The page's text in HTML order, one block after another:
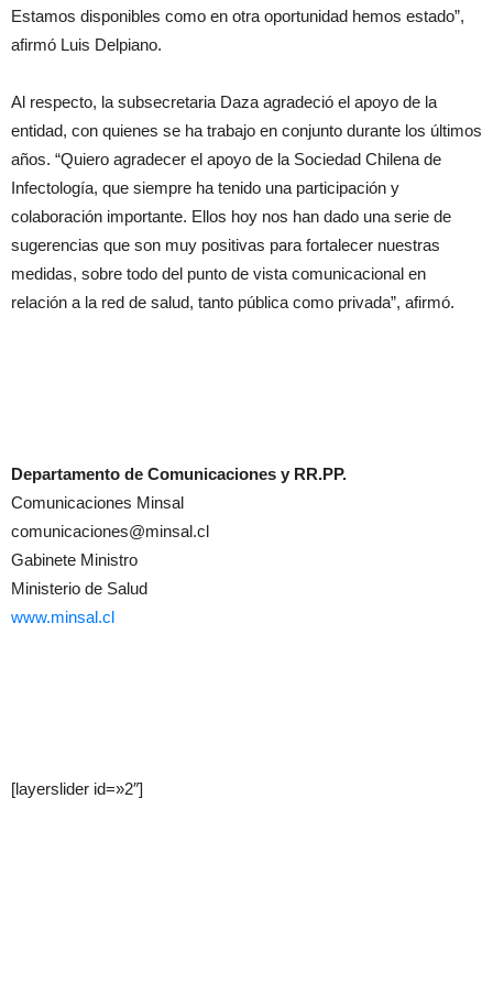
Estamos disponibles como en otra oportunidad hemos estado”,
afirmó Luis Delpiano.
Al respecto, la subsecretaria Daza agradeció el apoyo de la
entidad, con quienes se ha trabajo en conjunto durante los últimos
años. “Quiero agradecer el apoyo de la Sociedad Chilena de
Infectología, que siempre ha tenido una participación y
colaboración importante. Ellos hoy nos han dado una serie de
sugerencias que son muy positivas para fortalecer nuestras
medidas, sobre todo del punto de vista comunicacional en
relación a la red de salud, tanto pública como privada”, afirmó.
Departamento de Comunicaciones y RR.PP.
Comunicaciones Minsal
comunicaciones@minsal.cl
Gabinete Ministro
Ministerio de Salud
www.minsal.cl
[layerslider id=»2″]